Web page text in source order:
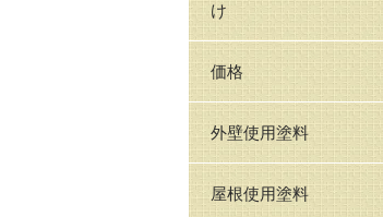
け
価格
外壁使用塗料
屋根使用塗料